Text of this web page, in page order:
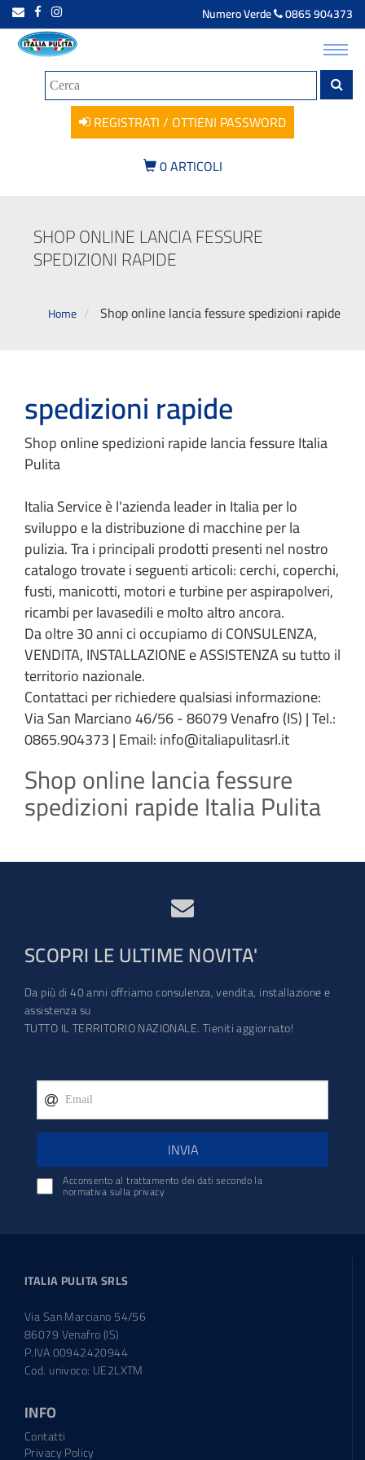
Numero Verde 0865 904373
REGISTRATI / OTTIENI PASSWORD
0ARTICOLI
SHOP ONLINE LANCIA FESSURE
SPEDIZIONI RAPIDE
Home Shop online lancia fessure spedizioni rapide
spedizioni rapide
Shop online spedizioni rapide lancia fessure Italia
Pulita
Italia Service è l'azienda leader in Italia per lo
sviluppo e la distribuzione di macchine per la
pulizia. Tra i principali prodotti presenti nel nostro
catalogo trovate i seguenti articoli: cerchi, coperchi,
fusti, manicotti, motori e turbine per aspirapolveri,
ricambi per lavasedili e molto altro ancora.
Da oltre 30 anni ci occupiamo di CONSULENZA,
VENDITA, INSTALLAZIONE e ASSISTENZA su tutto il
territorio nazionale.
Contattaci per richiedere qualsiasi informazione:
Via San Marciano 46/56 - 86079 Venafro (IS) | Tel.:
0865.904373 | Email: info@italiapulitasrl.it
Shop online lancia fessure
spedizioni rapide Italia Pulita
SCOPRI LE ULTIME NOVITA'
Da più di 40 anni offriamo consulenza, vendita, installazione e
assistenza su
TUTTO IL TERRITORIO NAZIONALE. Tieniti aggiornato!
INVIA
Acconsento al trattamento dei dati secondo la
normativa sulla privacy
ITALIA PULITA SRLS
Via San Marciano 54/56
86079 Venafro (IS)
P.IVA 00942420944
Cod. univoco: UE2LXTM
INFO
Contatti
Privacy Policy